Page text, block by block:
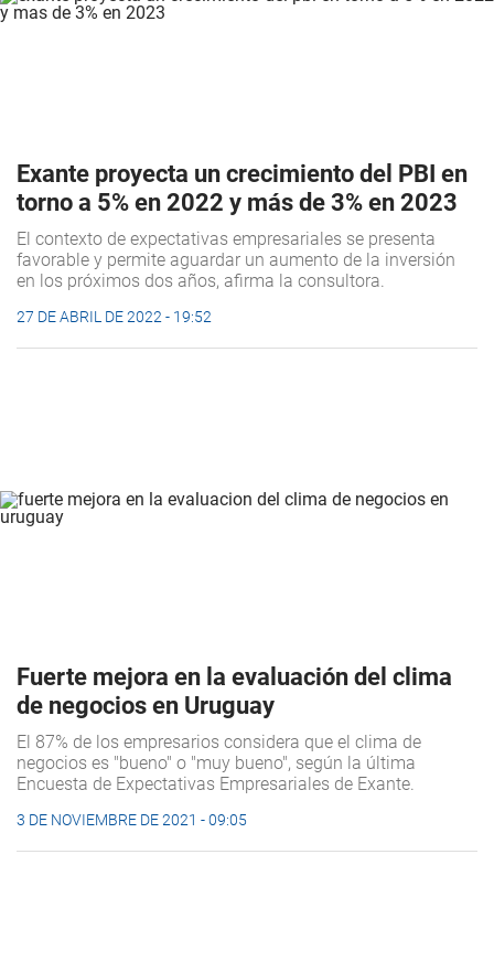
Exante proyecta un crecimiento del PBI en
torno a 5% en 2022 y más de 3% en 2023
El contexto de expectativas empresariales se presenta
favorable y permite aguardar un aumento de la inversión
en los próximos dos años, afirma la consultora.
27 DE ABRIL DE 2022 - 19:52
Fuerte mejora en la evaluación del clima
de negocios en Uruguay
El 87% de los empresarios considera que el clima de
negocios es "bueno" o "muy bueno", según la última
Encuesta de Expectativas Empresariales de Exante.
3 DE NOVIEMBRE DE 2021 - 09:05